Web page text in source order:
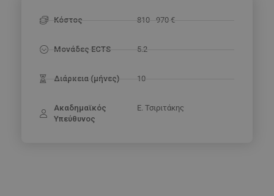
Κόστος
Μονάδες ECTS
Διάρκεια (μήνες)
Ακαδημαϊκός
Υπεύθυνος
810 - 970 €
5.2
10
Ε. Τσιριτάκης